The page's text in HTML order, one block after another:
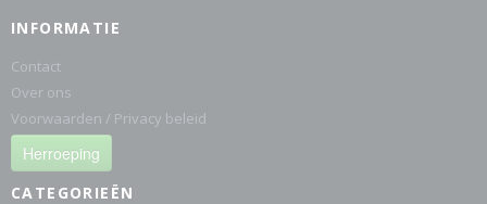
INFORMATIE
Contact
Over ons
Voorwaarden / Privacy beleid
Herroeping
CATEGORIEËN